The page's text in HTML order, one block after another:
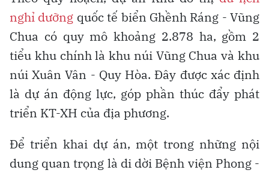
nghỉ dưỡng quốc tế biển Ghềnh Ráng - Vũng
Chua có quy mô khoảng 2.878 ha, gồm 2
tiểu khu chính là khu núi Vũng Chua và khu
núi Xuân Vân - Quy Hòa. Đây được xác định
là dự án động lực, góp phần thúc đẩy phát
triển KT-XH của địa phương.
Để triển khai dự án, một trong những nội
dung quan trọng là di dời Bệnh viện Phong -